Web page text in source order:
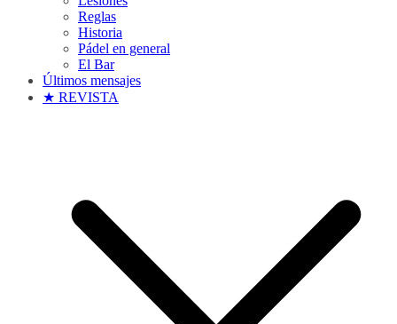
Reglas
Historia
Pádel en general
El Bar
Últimos mensajes
★ REVISTA